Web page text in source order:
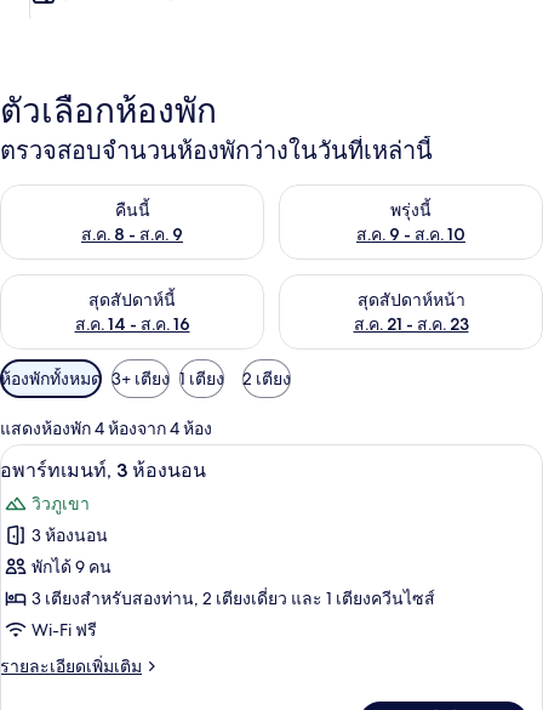
ตัวเลือกห้องพัก
ตรวจสอบจำนวนห้องพักว่างในวันที่เหล่านี้
คืนนี้
ส.ค. 8 - ส.ค. 9
ตรวจสอบจำนวนห้องพักว่างในคืนนี้ ส.ค. 8 - ส.ค. 9พรุ่งนี้
ส.ค. 9 - ส.ค. 10
ตรวจสอบจำนวนห้องพักว่างใน
สุดสัปดาห์นี้
ส.ค. 14 - ส.ค. 16
ตรวจสอบจำนวนห้องพักว่างในสุดสัปดาห์นี้ ส.ค. 14 - ส.ค. 16
สุดสัปดาห์หน้า
ส.ค. 21 - ส.ค. 23
ตรวจสอบจำนวนห้องพักว่างใน
ตัว
กรอง
ที่
มี
ให้
สำหรับ
ห้อง
พัก
ห้องพักทั้งหมด 3+ เตียง 1 เตียง 2 เตียง
แสดงห้องพัก 4 ห้องจาก 4 ห้อง
เปิด
ภาพถ่าย
ทั้งหมด
ของ
อ
พาร์
ท
8
อพาร์ทเมนท์, 3 ห้องนอน
วิวภูเขา
3 ห้องนอน
พักได้ 9 คน
3 เตียงสำหรับสองท่าน, 2 เตียงเดี่ยว และ 1 เตียงควีนไซส์
Wi-Fi ฟรี
รายละเอียดเพิ่มเติม
ราย